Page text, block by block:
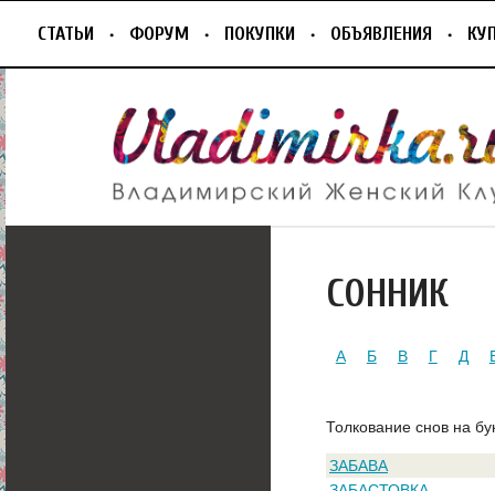
СТАТЬИ ФОРУМ ПОКУПКИ ОБЪЯВЛЕНИЯ
СОННИК
А Б В Г Д
Толкование снов на
ЗАБАВА